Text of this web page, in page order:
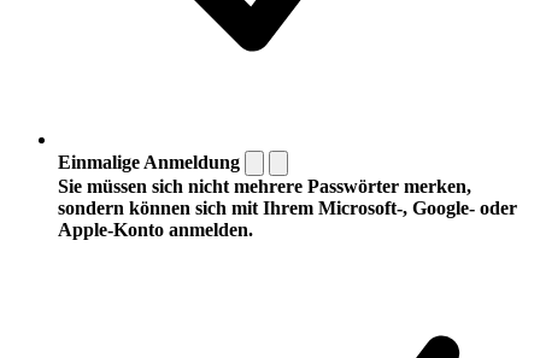
Einmalige Anmeldung
Sie müssen sich nicht mehrere Passwörter merken,
sondern können sich mit Ihrem Microsoft-, Google- oder
Apple-Konto anmelden.